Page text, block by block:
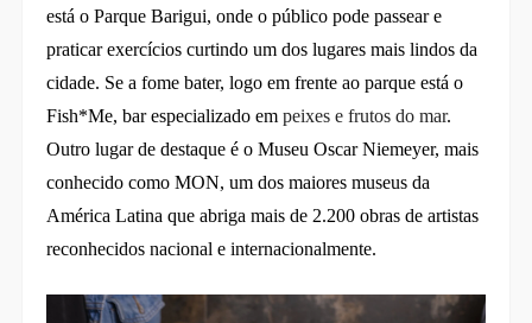
está o Parque Barigui, onde o público pode passear e
praticar exercícios curtindo um dos lugares mais lindos da
cidade. Se a fome bater, logo em frente ao parque está o
Fish*Me, bar especializado em peixes e frutos do mar.
Outro lugar de destaque é o Museu Oscar Niemeyer, mais
conhecido como MON, um dos maiores museus da
América Latina que abriga mais de 2.200 obras de artistas
reconhecidos nacional e internacionalmente.